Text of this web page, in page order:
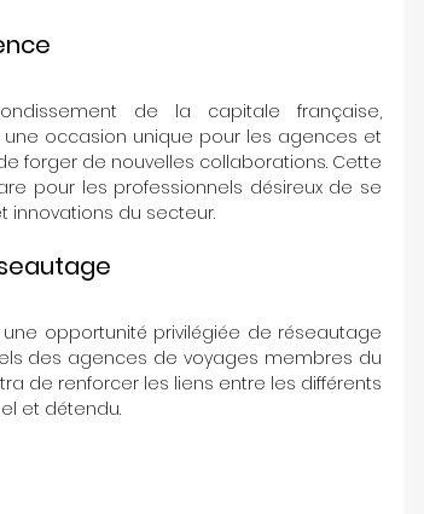
de la capitale française,
une occasion unique pour les agences et
forger de nouvelles collaborations. Cette
pour les professionnels désireux de se
du secteur.
opportunité privilégiée de réseautage
des agences de voyages membres du
de renforcer les liens entre les différents
et détendu.